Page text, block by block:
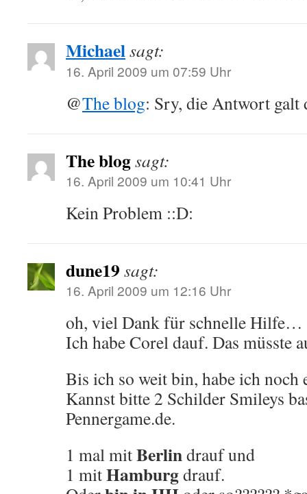
Michaelsagt:
16. April 2009 um 07:59 Uhr
@The blog: Sry, die Antwort galt
The blogsagt:
16. April 2009 um 10:41 Uhr
Kein Problem ::D:
dune19 sagt:
16. April 2009 um 12:16 Uhr
oh, viel Dank für schnelle Hilfe…
Ich habe Corel dauf. Das müsste
Bis ich so weit bin, habe ich noch
Kannst bitte 2 Schilder Smileys
Pennergame.de.
1 mal mitBerlindrauf und
1 mitHamburgdrauf.